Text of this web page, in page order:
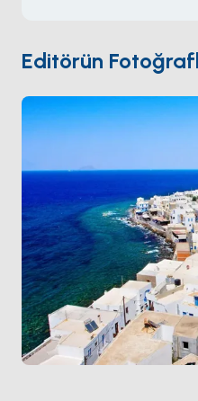
demirleme noktaları
dramatik siyah kumlu
Kos'tan 90 dakikalık
Mayıs ile Ekimarası açık.
Editörün